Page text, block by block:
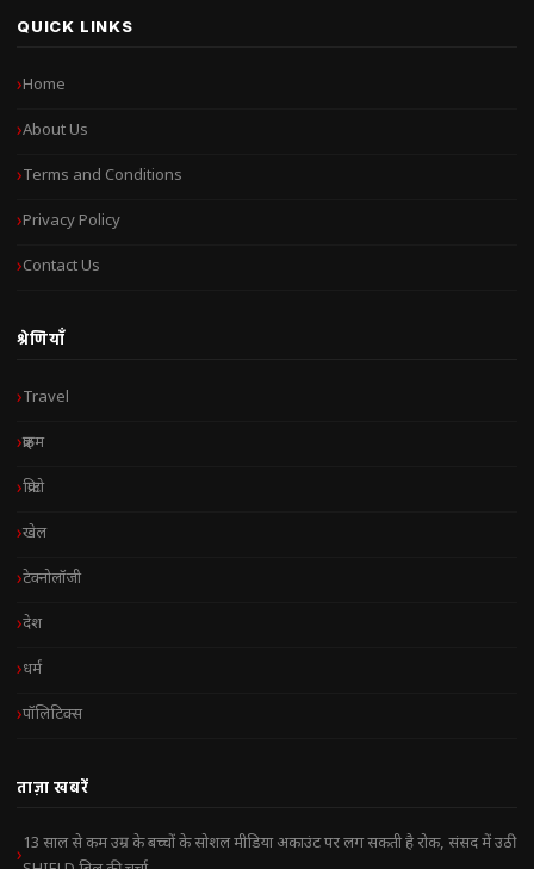
QUICK LINKS
Home
About Us
Terms and Conditions
Privacy Policy
Contact Us
श्रेणियाँ
Travel
क्राइम
क्रिप्टो
खेल
टेक्नोलॉजी
देश
धर्म
पॉलिटिक्स
ताज़ा खबरें
13 साल से कम उम्र के बच्चों के सोशल मीडिया अकाउंट पर लग सकती है रोक, संसद में उठी